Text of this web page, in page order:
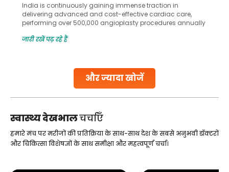
और ज्यादा खोजें
India is continuously gaining immense traction in
delivering advanced and cost-effective cardiac care,
performing over 500,000 angioplasty procedures annually
globe are searching for treatments like angioplasty and
Studies, such as one published
जारी रखें पढ़ रहे हैं
स्वास्थ्य देखभालचर्चाएँ
हमारे मंच पर मरीजों की प्रतिक्रिया के साथ-साथ देश के सबसे अनुभवी डॉक्टरों
और चिकित्सा विशेषज्ञों के साथ समीक्षा और महत्वपूर्ण चर्चा।